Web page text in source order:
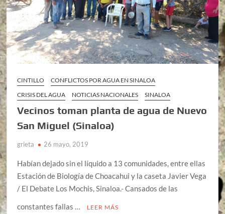
CINTILLO
CONFLICTOS POR AGUA EN SINALOA
CRISIS DEL AGUA
NOTICIAS NACIONALES SINALOA
Vecinos toman planta de agua de Nuevo
San Miguel (Sinaloa)
grieta 26 mayo, 2019
Habían dejado sin el líquido a 13 comunidades, entre ellas
Estación de Biología de Choacahui y la caseta Javier Vega
/ El Debate Los Mochis, Sinaloa.- Cansados de las
constantes fallas …
LEER MÁS